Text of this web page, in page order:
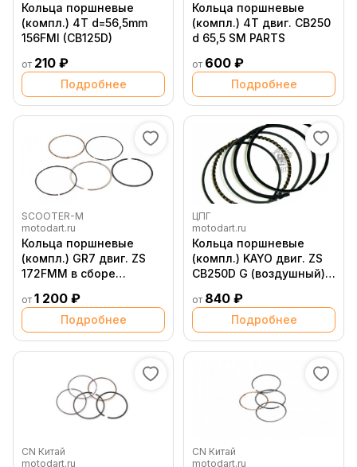
Кольца поршневые
(компл.) 4T d=56,5mm
156FMI (CB125D)
от 210 ₽
Подробнее
Кольца поршневые
(компл.) 4T двиг. CB250
d 65,5 SM PARTS
от 600 ₽
Подробнее
SCOOTER-M
motodart.ru
Кольца поршневые
(компл.) GR7 двиг. ZS
172FMM в сборе
от 1 200 ₽
Подробнее
ЦПГ
motodart.ru
Кольца поршневые
(компл.) KAYO двиг. ZS
CB250D G (воздушный)
от 840 ₽
Подробнее
CN Китай
motodart.ru
CN Китай
motodart.ru